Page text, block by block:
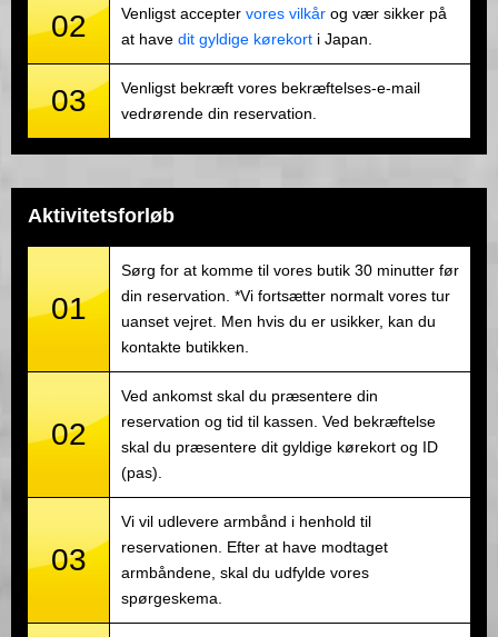
02 Venligst accepter vores vilkår og vær sikker på
at have dit gyldige kørekort i Japan.
03
Venligst bekræft vores bekræftelses-e-mail
vedrørende din reservation.
Aktivitetsforløb
01
Sørg for at komme til vores butik 30 minutter før
din reservation. *Vi fortsætter normalt vores tur
uanset vejret. Men hvis du er usikker, kan du
kontakte butikken.
02
Ved ankomst skal du præsentere din
reservation og tid til kassen. Ved bekræftelse
skal du præsentere dit gyldige kørekort og ID
(pas).
03
Vi vil udlevere armbånd i henhold til
reservationen. Efter at have modtaget
armbåndene, skal du udfylde vores
spørgeskema.